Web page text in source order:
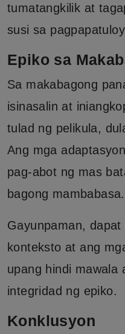
tumatangkilik at
susi sa
Epiko sa
Sa makabagong
isinasalin at
tulad ng pelikula,
Ang mga
pag-abot ng mas
bagong mambabasa.
Gayunpaman,
konteksto at ang
upang hindi mawala
integridad ng epiko.
Konklusyon